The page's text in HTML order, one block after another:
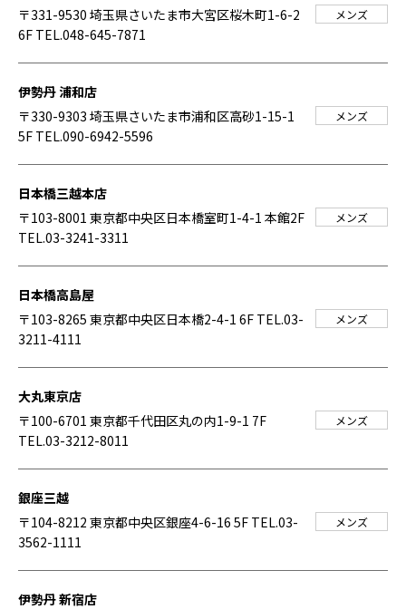
〒331-9530 埼玉県さいたま市大宮区桜木町1-6-2
6F TEL.048-645-7871
メンズ
伊勢丹 浦和店
〒330-9303 埼玉県さいたま市浦和区高砂1-15-1
5F TEL.090-6942-5596
メンズ
日本橋三越本店
〒103-8001 東京都中央区日本橋室町1-4-1 本館2F
TEL.03-3241-3311
メンズ
日本橋高島屋
〒103-8265 東京都中央区日本橋2-4-1 6F TEL.03-
3211-4111
メンズ
大丸東京店
〒100-6701 東京都千代田区丸の内1-9-1 7F
TEL.03-3212-8011
メンズ
銀座三越
〒104-8212 東京都中央区銀座4-6-16 5F TEL.03-
3562-1111
メンズ
伊勢丹 新宿店